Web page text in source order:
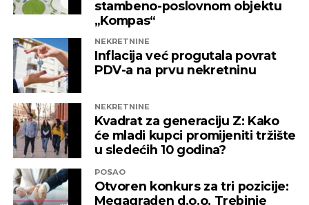
stambeno-poslovnom objektu
„Kompas“
NEKRETNINE
Inflacija već progutala povrat
PDV-a na prvu nekretninu
NEKRETNINE
Kvadrat za generaciju Z: Kako
će mladi kupci promijeniti tržište
u sledećih 10 godina?
POSAO
Otvoren konkurs za tri pozicije:
Megagraden d.o.o. Trebinje